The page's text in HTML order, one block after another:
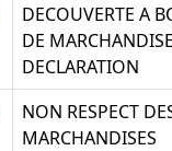
DECOUVERTE A
DE
DECLARATION
NON RESPECT
MARCHANDISES